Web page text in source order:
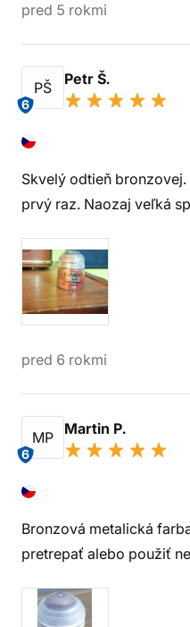
pred 5 rokmi
PŠ
6
Petr Š.
Skvelý odtieň
prvý raz. Naozaj veľká
pred 6 rokmi
MP
6
Martin P.
Bronzová metalická
pretrepať alebo použiť